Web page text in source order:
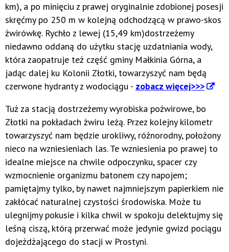
km), a po minięciu z prawej oryginalnie zdobionej posesji
skręćmy po 250 m w kolejną odchodzącą w prawo-skos
żwirówkę. Rychło z lewej (15,49 km)dostrzeżemy
niedawno oddaną do użytku stację uzdatniania wody,
która zaopatruje też część gminy Małkinia Górna, a
jadąc dalej ku Kolonii Złotki, towarzyszyć nam będą
czerwone hydranty z wodociągu - zobacz więcej>>>
Tuż za stacją dostrzeżemy wyrobiska pożwirowe, bo
Złotki na pokładach żwiru leżą. Przez kolejny kilometr
towarzyszyć nam będzie urokliwy, różnorodny, położony
nieco na wzniesieniach las. Te wzniesienia po prawej to
idealne miejsce na chwile odpoczynku, spacer czy
wzmocnienie organizmu batonem czy napojem;
pamiętajmy tylko, by nawet najmniejszym papierkiem nie
zakłócać naturalnej czystości środowiska. Może tu
ulegnijmy pokusie i kilka chwil w spokoju delektujmy się
leśną ciszą, którą przerwać może jedynie gwizd pociągu
dojeżdżającego do stacji w Prostyni.